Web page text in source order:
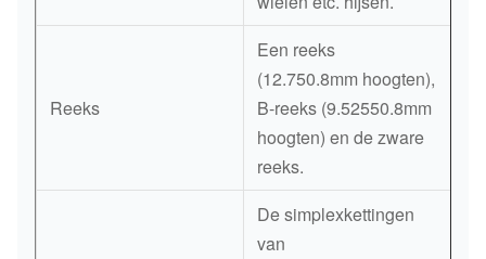
Reeks
Een reeks
(12.750.8mm hoogten),
B-reeks (9.52550.8mm
hoogten) en de zware
reeks.
De simplexkettingen
van